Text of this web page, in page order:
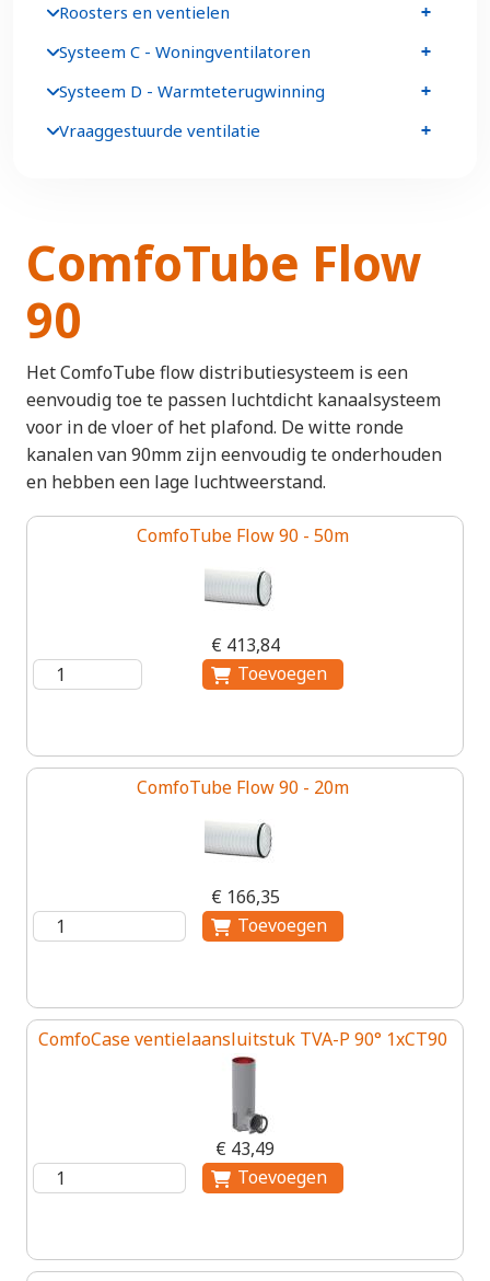
ComfoTube Flow
90
Het ComfoTube flow distributiesysteem is een
eenvoudig toe te passen luchtdicht kanaalsysteem
voor in de vloer of het plafond. De witte ronde
kanalen van 90mm zijn eenvoudig te onderhouden
en hebben een lage luchtweerstand.
ComfoTube Flow 90 - 50m
€ 413,84
ComfoTube Flow 90 - 20m
€ 166,35
ComfoCase ventielaansluitstuk TVA-P 90° 1xCT90
€ 43,49
Roosters en ventielen
Systeem C - Woningventilatoren
Systeem D - Warmteterugwinning
Vraaggestuurde ventilatie